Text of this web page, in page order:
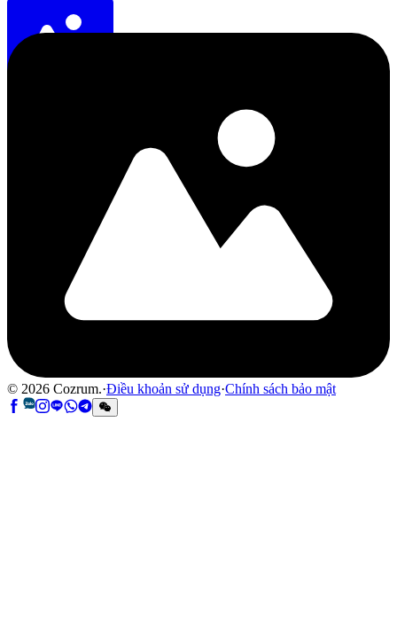
© 2026 Cozrum.·Điều khoản sử dụng·Chính sách bảo mật